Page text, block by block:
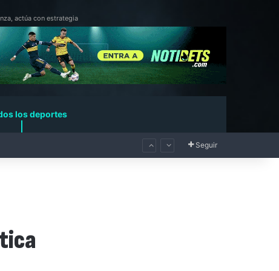
actúa con estrategia
los deportes
Seguir